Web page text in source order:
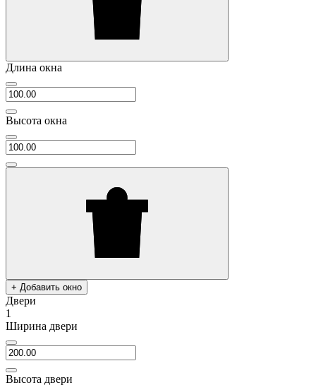
Длина окна
Высота окна
+ Добавить окно
Двери
1
Ширина двери
Высота двери